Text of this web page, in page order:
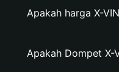
Apakah harga X-
Apakah Dompet X-